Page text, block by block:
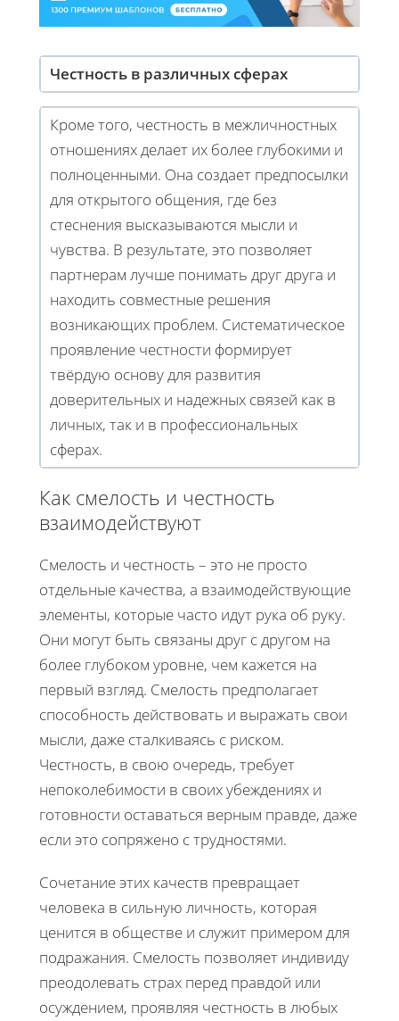
Честность в различных сферах
Кроме того, честность в межличностных
отношениях делает их более глубокими и
полноценными. Она создает предпосылки
для открытого общения, где без
стеснения высказываются мысли и
чувства. В результате, это позволяет
партнерам лучше понимать друг друга и
находить совместные решения
возникающих проблем. Систематическое
проявление честности формирует
твёрдую основу для развития
доверительных и надежных связей как в
личных, так и в профессиональных
сферах.
Как смелость и честность
взаимодействуют
Смелость и честность – это не просто
отдельные качества, а взаимодействующие
элементы, которые часто идут рука об руку.
Они могут быть связаны друг с другом на
более глубоком уровне, чем кажется на
первый взгляд. Смелость предполагает
способность действовать и выражать свои
мысли, даже сталкиваясь с риском.
Честность, в свою очередь, требует
непоколебимости в своих убеждениях и
готовности оставаться верным правде, даже
если это сопряжено с трудностями.
Сочетание этих качеств превращает
человека в сильную личность, которая
ценится в обществе и служит примером для
подражания. Смелость позволяет индивиду
преодолевать страх перед правдой или
осуждением, проявляя честность в любых